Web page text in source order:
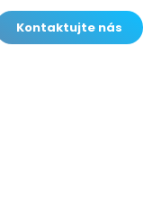
Kontaktujte nás